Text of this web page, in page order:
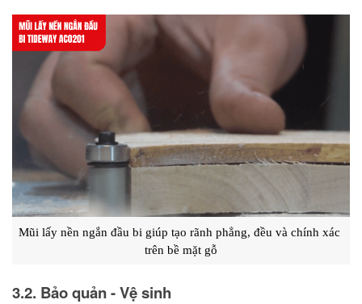
Mũi lấy nền ngắn đầu bi giúp tạo rãnh phẳng, đều và chính xác
trên bề mặt gỗ
3.2. Bảo quản - Vệ sinh